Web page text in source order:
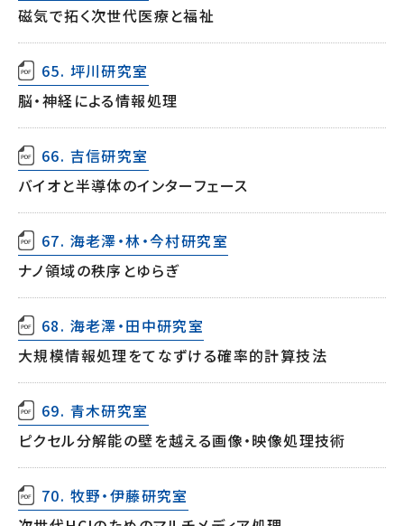
磁気で拓く次世代医療と福祉
65. 坪川研究室
脳・神経による情報処理
66. 吉信研究室
バイオと半導体のインターフェース
67. 海老澤・林・今村研究室
ナノ領域の秩序とゆらぎ
68. 海老澤・田中研究室
大規模情報処理をてなずける確率的計算技法
69. 青木研究室
ピクセル分解能の壁を越える画像・映像処理技術
70. 牧野・伊藤研究室